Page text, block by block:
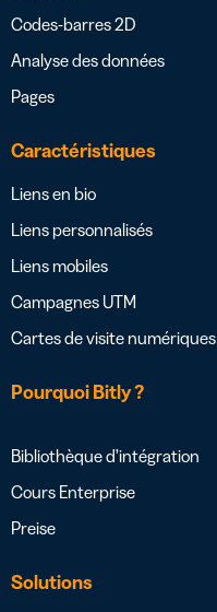
Codes-barres 2D
Analyse des données
Pages
Caractéristiques
Liens en bio
Liens personnalisés
Liens mobiles
Campagnes UTM
Cartes de visite numériques
Pourquoi Bitly ?
Bibliothèque d’intégration
Cours Enterprise
Preise
Solutions